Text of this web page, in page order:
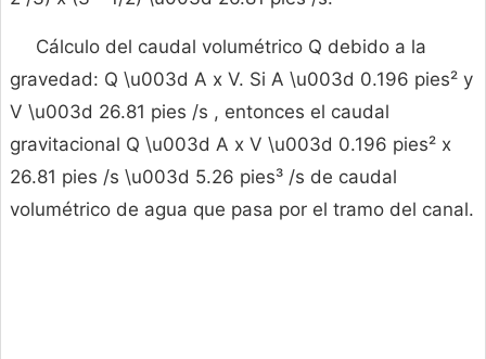
Cálculo del caudal volumétrico Q debido a la
gravedad: Q \u003d A x V. Si A \u003d 0.196 pies² y
V \u003d 26.81 pies /s , entonces el caudal
gravitacional Q \u003d A x V \u003d 0.196 pies² x
26.81 pies /s \u003d 5.26 pies³ /s de caudal
volumétrico de agua que pasa por el tramo del canal.